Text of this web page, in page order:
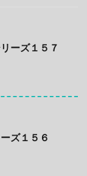
ーズ１５７
ズ１５６